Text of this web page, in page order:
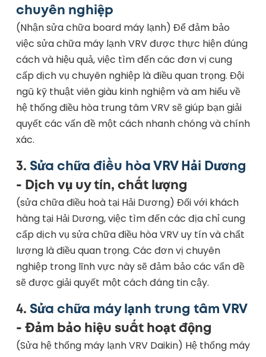
chuyên nghiệp
(Nhận sửa chữa board máy lạnh) Để đảm bảo
việc sửa chữa máy lạnh VRV được thực hiện đúng
cách và hiệu quả, việc tìm đến các đơn vị cung
cấp dịch vụ chuyên nghiệp là điều quan trọng. Đội
ngũ kỹ thuật viên giàu kinh nghiệm và am hiểu về
hệ thống điều hòa trung tâm VRV sẽ giúp bạn giải
quyết các vấn đề một cách nhanh chóng và chính
xác.
3. Sửa chữa điều hòa VRV Hải Dương
- Dịch vụ uy tín, chất lượng
(sửa chữa điều hoà tại Hải Dương) Đối với khách
hàng tại Hải Dương, việc tìm đến các địa chỉ cung
cấp dịch vụ sửa chữa điều hòa VRV uy tín và chất
lượng là điều quan trọng. Các đơn vị chuyên
nghiệp trong lĩnh vực này sẽ đảm bảo các vấn đề
sẽ được giải quyết một cách đáng tin cậy.
4. Sửa chữa máy lạnh trung tâm VRV
- Đảm bảo hiệu suất hoạt động
(Sửa hệ thống máy lạnh VRV Daikin) Hệ thống máy